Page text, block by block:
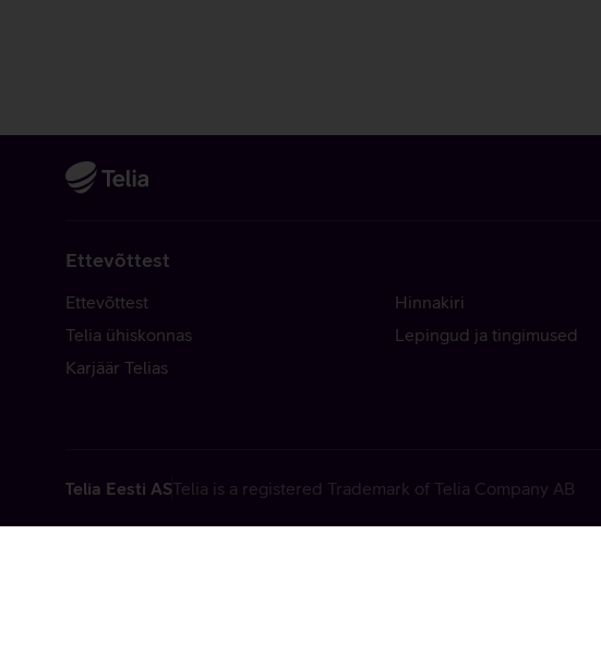
Ettevõttest
Ettevõttest
Telia ühiskonnas
Karjäär Telias
Hinnakiri
Lepingud ja tingimused
Telia Eesti ASTelia is a registered Trademark of Telia Company AB